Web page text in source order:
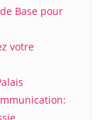
Base pour
votre